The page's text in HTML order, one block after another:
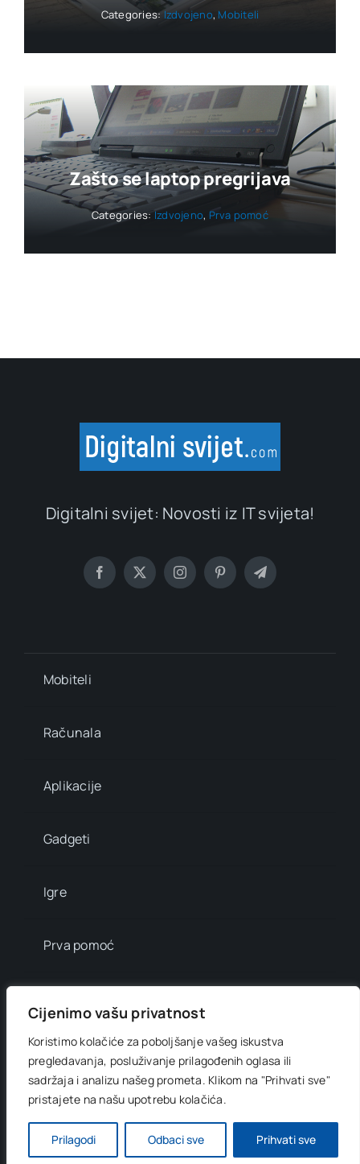
Cijenimo vašu privatnost
Koristimo kolačiće za poboljšanje vašeg iskustva
pregledavanja, posluživanje prilagođenih oglasa ili
sadržaja i analizu našeg prometa. Klikom na "Prihvati sve"
pristajete na našu upotrebu kolačića.
Prilagodi Odbaci sve Prihvati sve
Categories:Izdvojeno, Mobiteli
Zašto se laptop pregrijava
Categories:Izdvojeno, Prva pomoć
Digitalni svijet: Novosti iz IT svijeta!
Mobiteli
Računala
Aplikacije
Gadgeti
Igre
Prva pomoć
Info brojevi
Developed byOnlinePress Ltd